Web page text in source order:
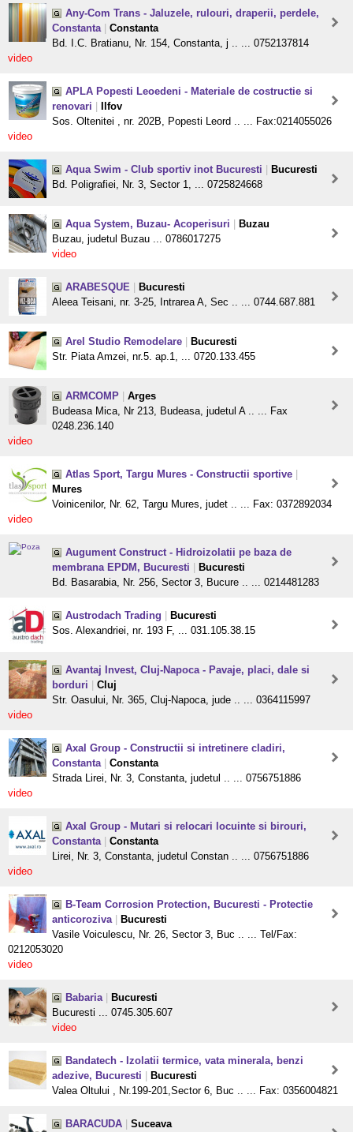
Any-Com Trans - Jaluzele, rulouri, draperii, perdele,
Constanta
Constanta
Bd. I.C. Bratianu, Nr. 154, Constanta, j .. ... 0752137814
video
APLA Popesti Leoedeni - Materiale de costructie si
renovari
Ilfov
Sos. Oltenitei , nr. 202B, Popesti Leord .. ... Fax:0214055026
video
Aqua Swim - Club sportiv inot Bucuresti
Bucuresti
Bd. Poligrafiei, Nr. 3, Sector 1, ... 0725824668
Aqua System, Buzau- Acoperisuri
Buzau
Buzau, judetul Buzau ... 0786017275
video
ARABESQUE
Bucuresti
Aleea Teisani, nr. 3-25, Intrarea A, Sec .. ... 0744.687.881
Arel Studio Remodelare
Bucuresti
Str. Piata Amzei, nr.5. ap.1, ... 0720.133.455
ARMCOMP
Arges
Budeasa Mica, Nr 213, Budeasa, judetul A .. ... Fax
0248.236.140
video
Atlas Sport, Targu Mures - Constructii sportive
Mures
Voinicenilor, Nr. 62, Targu Mures, judet .. ... Fax: 0372892034
video
Augument Construct - Hidroizolatii pe baza de
membrana EPDM, Bucuresti
Bucuresti
Bd. Basarabia, Nr. 256, Sector 3, Bucure .. ... 0214481283
Austrodach Trading
Bucuresti
Sos. Alexandriei, nr. 193 F, ... 031.105.38.15
Avantaj Invest, Cluj-Napoca - Pavaje, placi, dale si
borduri
Cluj
Str. Oasului, Nr. 365, Cluj-Napoca, jude .. ... 0364115997
video
Axal Group - Constructii si intretinere cladiri,
Constanta
Constanta
Strada Lirei, Nr. 3, Constanta, judetul .. ... 0756751886
video
Axal Group - Mutari si relocari locuinte si birouri,
Constanta
Constanta
Lirei, Nr. 3, Constanta, judetul Constan .. ... 0756751886
video
B-Team Corrosion Protection, Bucuresti - Protectie
anticoroziva
Bucuresti
Vasile Voiculescu, Nr. 26, Sector 3, Buc .. ... Tel/Fax:
0212053020
video
Babaria
Bucuresti
Bucuresti ... 0745.305.607
video
Bandatech - Izolatii termice, vata minerala, benzi
adezive, Bucuresti
Bucuresti
Valea Oltului , Nr.199-201,Sector 6, Buc .. ... Fax: 0356004821
BARACUDA Suceava